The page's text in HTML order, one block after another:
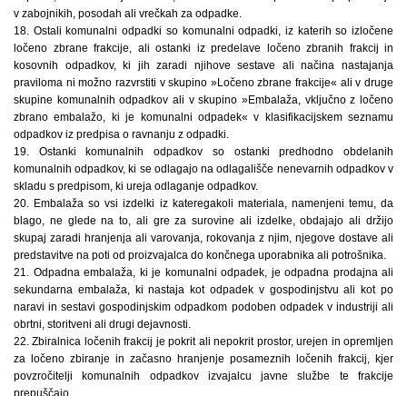
v zabojnikih, posodah ali vrečkah za odpadke.
18. Ostali komunalni odpadki so komunalni odpadki, iz katerih so izločene
ločeno zbrane frakcije, ali ostanki iz predelave ločeno zbranih frakcij in
kosovnih odpadkov, ki jih zaradi njihove sestave ali načina nastajanja
praviloma ni možno razvrstiti v skupino »Ločeno zbrane frakcije« ali v druge
skupine komunalnih odpadkov ali v skupino »Embalaža, vključno z ločeno
zbrano embalažo, ki je komunalni odpadek« v klasifikacijskem seznamu
odpadkov iz predpisa o ravnanju z odpadki.
19. Ostanki komunalnih odpadkov so ostanki predhodno obdelanih
komunalnih odpadkov, ki se odlagajo na odlagališče nenevarnih odpadkov v
skladu s predpisom, ki ureja odlaganje odpadkov.
20. Embalaža so vsi izdelki iz kateregakoli materiala, namenjeni temu, da
blago, ne glede na to, ali gre za surovine ali izdelke, obdajajo ali držijo
skupaj zaradi hranjenja ali varovanja, rokovanja z njim, njegove dostave ali
predstavitve na poti od proizvajalca do končnega uporabnika ali potrošnika.
21. Odpadna embalaža, ki je komunalni odpadek, je odpadna prodajna ali
sekundarna embalaža, ki nastaja kot odpadek v gospodinjstvu ali kot po
naravi in sestavi gospodinjskim odpadkom podoben odpadek v industriji ali
obrtni, storitveni ali drugi dejavnosti.
22. Zbiralnica ločenih frakcij je pokrit ali nepokrit prostor, urejen in opremljen
za ločeno zbiranje in začasno hranjenje posameznih ločenih frakcij, kjer
povzročitelji komunalnih odpadkov izvajalcu javne službe te frakcije
prepuščajo.